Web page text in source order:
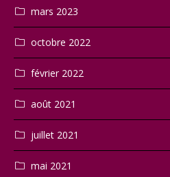
mars 2023
octobre 2022
février 2022
août 2021
juillet 2021
mai 2021